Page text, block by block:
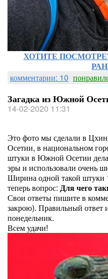
ХОТИТЕ
комментарии: 10
Загадка из Южной
14-02-2020 11:31
Это фото мы сделали в
Осетии, в национальном
штуки в Южной Осетии
эры и использовали очень
Ширина одной такой штуки
теперь вопрос: Для чего
Свои ответы пишите в
закрою). Правильный ответ
понедельник.
Всем удачи!